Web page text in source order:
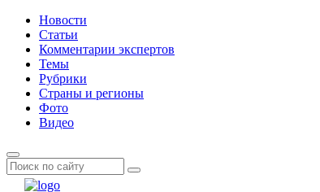
Новости
Статьи
Комментарии экспертов
Темы
Рубрики
Страны и регионы
Фото
Видео